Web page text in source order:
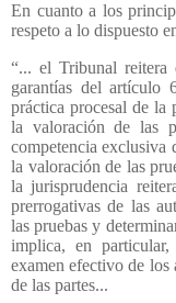
En cuanto a los
respeto a lo dispuesto
“... el Tribunal reitera
garantías del artículo
práctica procesal de la
la valoración de las
competencia exclusiva
la valoración de las
la jurisprudencia
prerrogativas de las
las pruebas y
implica, en
examen efectivo de los
de las partes...